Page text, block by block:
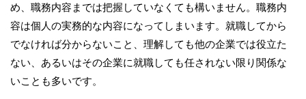
め、職務内容までは把握していなくても構いません。職務内
容は個人の実務的な内容になってしまいます。就職してから
でなければ分からないこと、理解しても他の企業では役立た
ない、あるいはその企業に就職しても任されない限り関係な
いことも多いです。